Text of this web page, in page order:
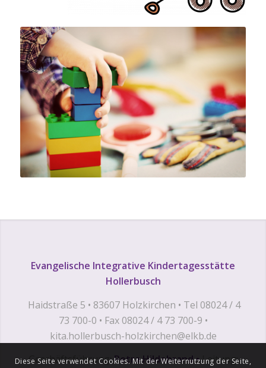
Evangelische Integrative Kindertagesstätte
Hollerbusch
Haidstraße 5 • 83607 Holzkirchen • Tel 08024 / 4
73 700-0 • Fax 08024 / 4 73 700-9 •
kita.hollerbusch-holzkirchen@elkb.de
Geschäftsführung:Petra Hildebrand •Leitung:
Diese Seite verwendet Cookies. Mit der Weiternutzung der Seite,